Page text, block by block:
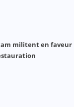
militent en faveur